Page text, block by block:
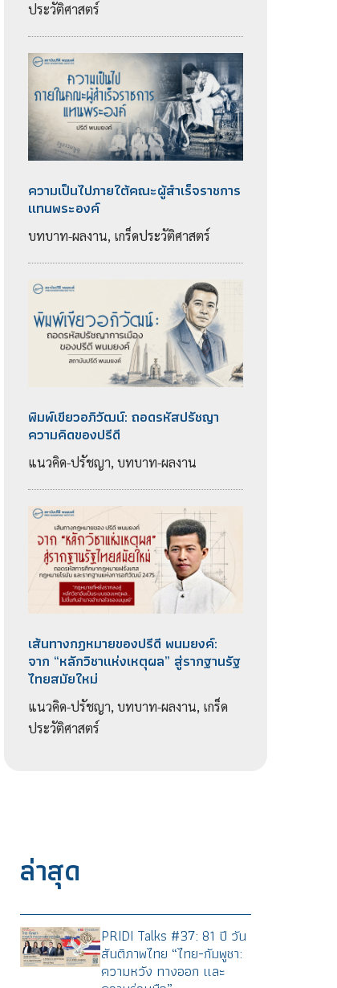
ประวัติศาสตร์
ความเป็นไปภายใต้คณะผู้สำเร็จราชการ
แทนพระองค์
บทบาท-ผลงาน, เกร็ดประวัติศาสตร์
พิมพ์เขียวอภิวัฒน์: ถอดรหัสปรัชญา
ความคิดของปรีดี
แนวคิด-ปรัชญา, บทบาท-ผลงาน
เส้นทางกฎหมายของปรีดี พนมยงค์:
จาก “หลักวิชาแห่งเหตุผล” สู่รากฐานรัฐ
ไทยสมัยใหม่
แนวคิด-ปรัชญา, บทบาท-ผลงาน, เกร็ด
ประวัติศาสตร์
ล่าสุด
PRIDI Talks #37: 81 ปี วัน
สันติภาพไทย “ไทย-กัมพูชา:
ความหวัง ทางออก และ